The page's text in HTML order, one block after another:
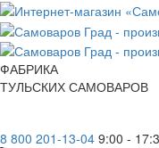
ФАБРИКА
ТУЛЬСКИХ САМОВАРОВ
8 800 201-13-04 9:00 -